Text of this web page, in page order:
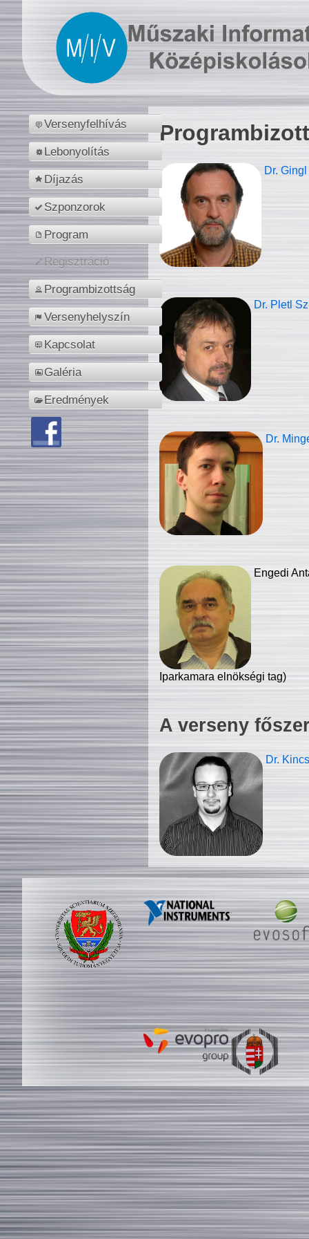
Versenyfelhívás
Lebonyolítás
Díjazás
Szponzorok
Program
Regisztráció
Programbizottság
Versenyhelyszín
Kapcsolat
Galéria
Eredmények
Dr.
Dr. Pletl
Dr.
Engedi
Iparkamara elnökségi tag)
A verseny
Dr.